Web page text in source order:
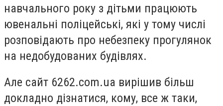
навчального року з дітьми працюють
ювенальні поліцейські, які у тому числі
розповідають про небезпеку прогулянок
на недобудованих будівлях.
Але сайт 6262.com.ua вирішив більш
докладно дізнатися, кому, все ж таки,